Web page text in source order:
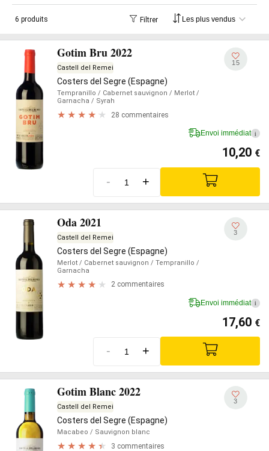
6 produits Filtrer
Gotim Bru 2022
Castell del Remei
Costers del Segre (Espagne)
Tempranillo / Cabernet sauvignon / Merlot /
Garnacha / Syrah
28 commentaires
15
Envoi immédiat i
10,20 €
- +
Oda 2021
Castell del Remei
Costers del Segre (Espagne)
Merlot / Cabernet sauvignon / Tempranillo /
Garnacha
2 commentaires
3
Envoi immédiat i
17,60 €
- +
Gotim Blanc 2022
Castell del Remei
Costers del Segre (Espagne)
Macabeo / Sauvignon blanc
3 commentaires
3